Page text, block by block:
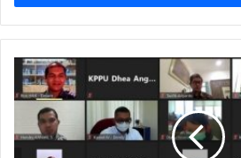
Jelang
Lebaran,
KPPU
Sebut
Harga